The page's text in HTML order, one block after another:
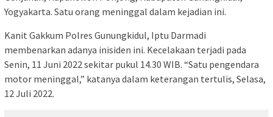
Yogyakarta. Satu orang meninggal dalam kejadian ini.
Kanit Gakkum Polres Gunungkidul, Iptu Darmadi
membenarkan adanya inisiden ini. Kecelakaan terjadi pada
Senin, 11 Juni 2022 sekitar pukul 14.30 WIB. “Satu pengendara
motor meninggal,” katanya dalam keterangan tertulis, Selasa,
12 Juli 2022.